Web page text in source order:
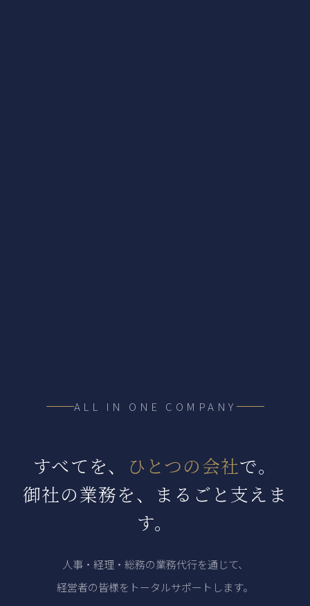
ALL IN ONE COMPANY
すべてを、 ひとつの会社で。
御社の業務を、まるごと支えま
す。
人事・経理・総務の業務代行を通じて、
経営者の皆様をトータルサポートします。